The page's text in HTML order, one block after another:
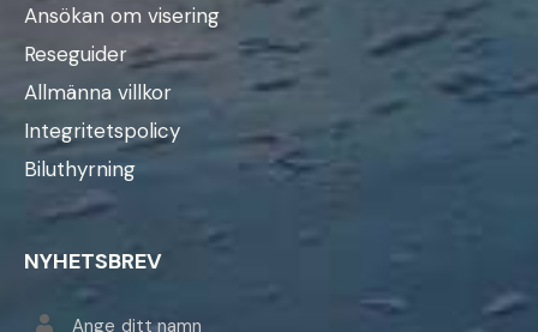
Ansökan om visering
Reseguider
Allmänna villkor
Integritetspolicy
Biluthyrning
NYHETSBREV